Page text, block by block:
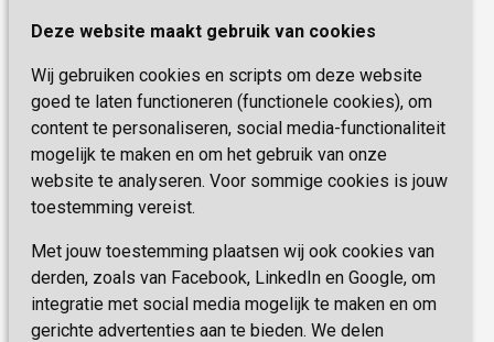
Deze website maakt gebruik van cookies
Wij gebruiken cookies en scripts om deze website
goed te laten functioneren (functionele cookies), om
content te personaliseren, social media-functionaliteit
mogelijk te maken en om het gebruik van onze
website te analyseren. Voor sommige cookies is jouw
toestemming vereist.
Met jouw toestemming plaatsen wij ook cookies van
derden, zoals van Facebook, LinkedIn en Google, om
integratie met social media mogelijk te maken en om
gerichte advertenties aan te bieden. We delen
Onze specialiteiten
Kwaliteit & Klantbeleving
Missie & Visie
Vastgoed
Innovatie
6419 PB Heerlen
Telefoon:0900 777 4 777
E-mail:zorgbemiddeling@sevagram.nl
Schrijf je nu in!
Blijf op de hoogte van de laatste activiteiten en
nieuwtjes met onze nieuwsbrief
INSCHRIJVEN